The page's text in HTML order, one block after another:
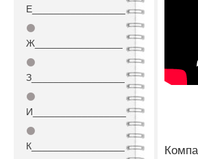
Е_________________
⚫
Ж________________
⚫
З_________________
⚫
И_________________
⚫
К_________________